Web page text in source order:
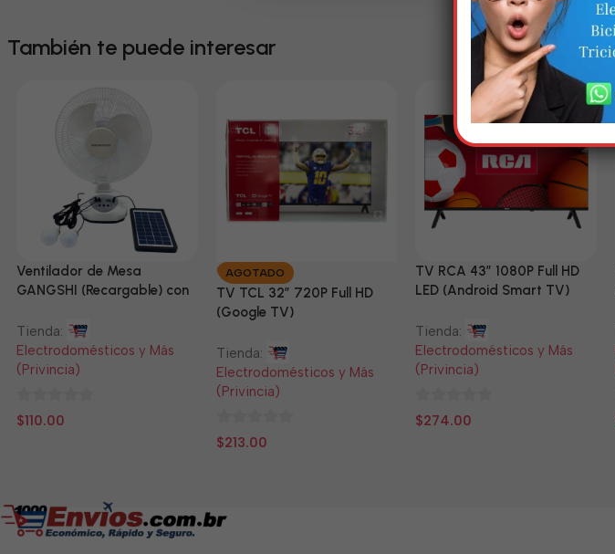
También te puede interesar
Ventilador de Mesa
GANGSHI (Recargable) con
Tienda:
Electrodomésticos y Más
(Privincia)
0
$110.00
AGOTADO
TV TCL 32” 720P Full HD
(Google TV)
Tienda:
Electrodomésticos y Más
(Privincia)
0
$213.00
TV RCA 43” 1080P Full HD
LED (Android Smart TV)
Tienda:
Electrodomésticos y Más
(Privincia)
0
$274.00